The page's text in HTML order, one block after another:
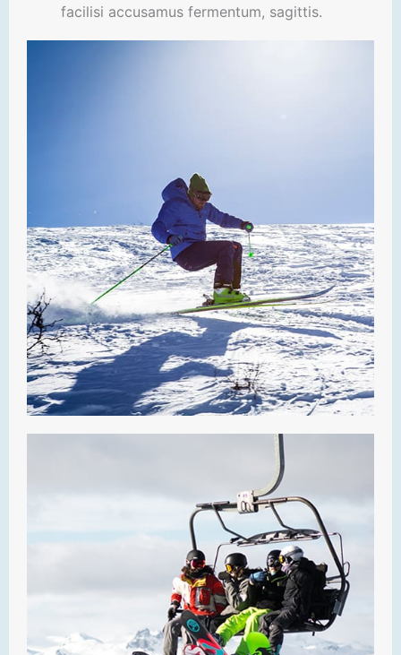
facilisi accusamus fermentum, sagittis.